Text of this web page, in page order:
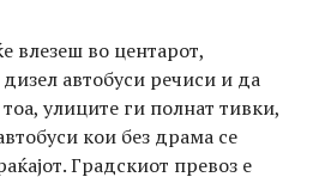
влезеш во центарот,
автобуси речиси и да
улиците ги полнат тивки,
кои без драма се
Градскиот превоз е